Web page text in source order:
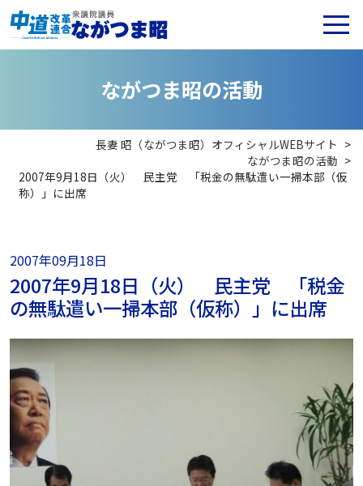
ながつま昭の活動
長妻 昭（ながつま昭）オフィシャルWEBサイト >
ながつま昭の活動 >
2007年9月18日（火） 民主党 「税金の無駄遣い一掃本部（仮
称）」に出席
2007年09月18日
2007年9月18日（火） 民主党 「税金
の無駄遣い一掃本部（仮称）」に出席